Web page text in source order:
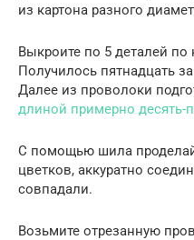
из картона разного
Выкроите по 5 деталей
Получилось пятнадцать
Далее из проволоки
длиной примерно десять-
С помощью шила
цветков, аккуратно
совпадали.
Возьмите отрезанную